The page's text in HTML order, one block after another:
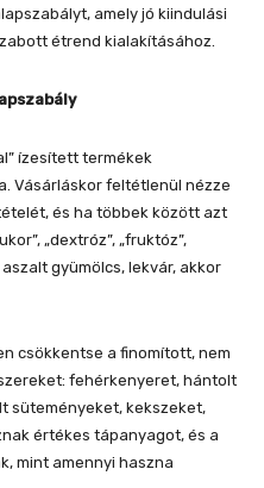
amely jó kiindulási
étrend kialakításához.
ízesített termékek
Vásárláskor feltétlenül nézze
és ha többek között azt
„dextróz”, „fruktóz”,
gyümölcs, lekvár, akkor
csökkentse a finomított, nem
fehérkenyeret, hántolt
süteményeket, kekszeket,
értékes tápanyagot, és a
mint amennyi haszna